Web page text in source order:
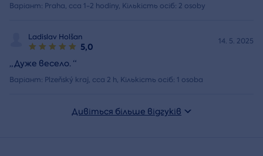
Варіант: Praha, cca 1-2 hodiny, Кількість осіб: 2 osoby
Ladislav Holšan
5,0 14. 5. 2025
„Дуже весело. “
Варіант: Plzeňský kraj, cca 2 h, Кількість осіб: 1 osoba
Дивіться більше відгуків